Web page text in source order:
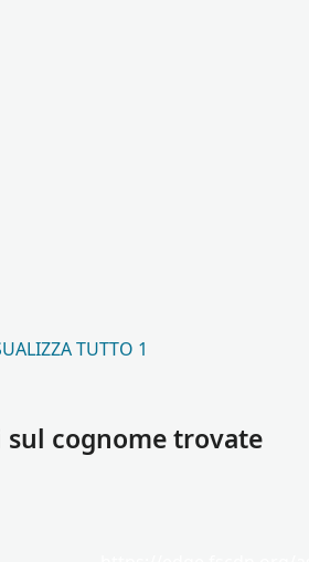
TUTTO 1
cognome trovate